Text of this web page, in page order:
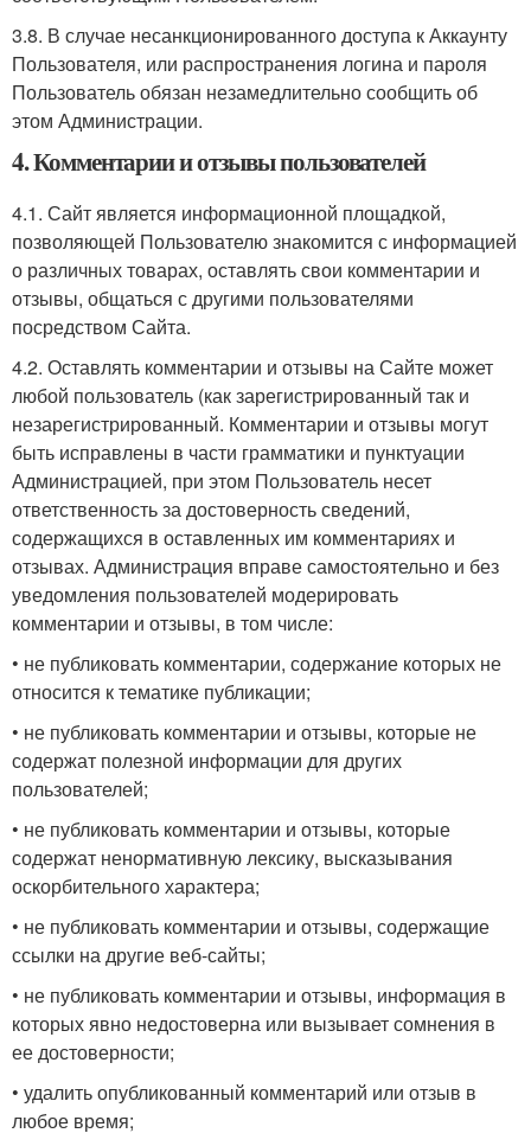
3.8. В случае несанкционированного доступа к Аккаунту
Пользователя, или распространения логина и пароля
Пользователь обязан незамедлительно сообщить об
этом Администрации.
4. Комментарии и отзывы пользователей
4.1. Сайт является информационной площадкой,
позволяющей Пользователю знакомится с информацией
о различных товарах, оставлять свои комментарии и
отзывы, общаться с другими пользователями
посредством Сайта.
4.2. Оставлять комментарии и отзывы на Сайте может
любой пользователь (как зарегистрированный так и
незарегистрированный. Комментарии и отзывы могут
быть исправлены в части грамматики и пунктуации
Администрацией, при этом Пользователь несет
ответственность за достоверность сведений,
содержащихся в оставленных им комментариях и
отзывах. Администрация вправе самостоятельно и без
уведомления пользователей модерировать
комментарии и отзывы, в том числе:
• не публиковать комментарии, содержание которых не
относится к тематике публикации;
• не публиковать комментарии и отзывы, которые не
содержат полезной информации для других
пользователей;
• не публиковать комментарии и отзывы, которые
содержат ненормативную лексику, высказывания
оскорбительного характера;
• не публиковать комментарии и отзывы, содержащие
ссылки на другие веб-сайты;
• не публиковать комментарии и отзывы, информация в
которых явно недостоверна или вызывает сомнения в
ее достоверности;
• удалить опубликованный комментарий или отзыв в
любое время;